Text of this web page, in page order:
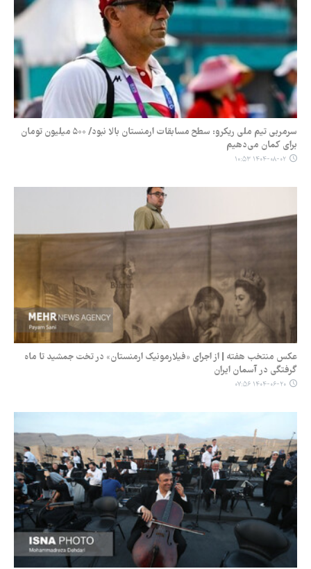
سرمربی تیم ملی ریکرو: سطح مسابقات ارمنستان بالا نبود/ ۵۰۰ میلیون تومان
برای کمان می‌دهیم
۱۴۰۴-۰۸-۰۲ ۱۰:۵۳
عکس منتخب هفته | از اجرای «فیلارمونیک ارمنستان» در تخت جمشید تا ماه
گرفتگی در آسمان ایران
۱۴۰۴-۰۶-۲۰ ۰۷:۵۶